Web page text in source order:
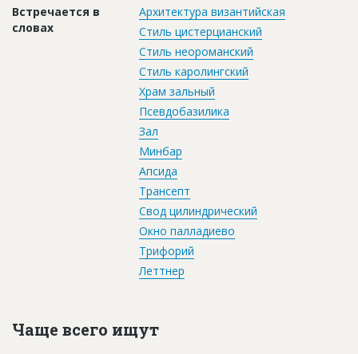
Правила работы
Встречается в
словах
Архитектура византийская
Стиль цистерцианский
Стиль неороманский
Стиль каролингский
Храм зальный
Псевдобазилика
Зал
Минбар
Апсида
Трансепт
Свод цилиндрический
Окно палладиево
Трифорий
Леттнер
Чаще всего ищут